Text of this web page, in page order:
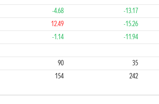
-4.68 -13.17
12.49 -15.26
-1.14 -11.94
2 4
90 35
154 242